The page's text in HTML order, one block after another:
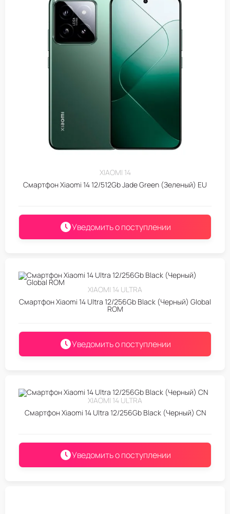
XIAOMI 14
Смартфон Xiaomi 14 12/512Gb Jade Green (Зеленый) EU
Уведомить о поступлении
XIAOMI 14 ULTRA
Смартфон Xiaomi 14 Ultra 12/256Gb Black (Черный) Global
ROM
Уведомить о поступлении
XIAOMI 14 ULTRA
Смартфон Xiaomi 14 Ultra 12/256Gb Black (Черный) CN
Уведомить о поступлении